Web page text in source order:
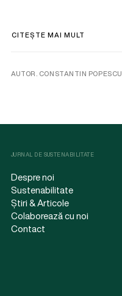
CITEȘTE MAI MULT
AUTOR. CONSTANTIN POPESCU
JURNAL DE SUSTENABILITATE
Despre noi
Sustenabilitate
Știri & Articole
Colaborează cu noi
Contact